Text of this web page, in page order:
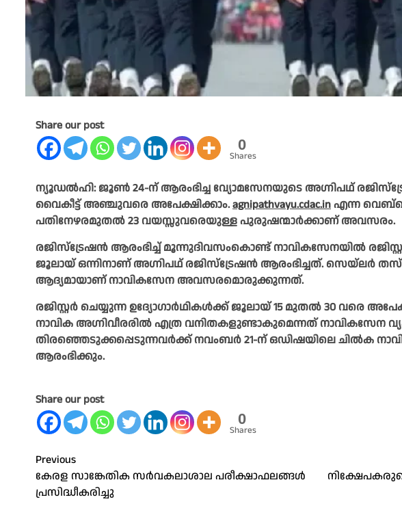
Share our post
0
Shares
ന്യൂഡൽഹി: ജൂൺ 24-ന് ആരംഭിച്ച വ്യോമസേനയുടെ അഗ്നിപഥ്
വൈകീട്ട് അഞ്ചുവരെ അപേക്ഷിക്കാം.agnipathvayu.cdac.inഎന്ന
പതിനേഴരമുതൽ 23 വയസ്സുവരെയുള്ള പുരുഷന്മാർക്കാണ് അവസരം.
രജിസ്‌ട്രേഷൻ ആരംഭിച്ച് മൂന്നുദിവസംകൊണ്ട് നാവികസേനയിൽ
ജൂലായ് ഒന്നിനാണ് അഗ്നിപഥ് രജിസ്‌ട്രേഷൻ ആരംഭിച്ചത്. സെയ്‌ലർ
ആദ്യമായാണ് നാവികസേന അവസരമൊരുക്കുന്നത്.
രജിസ്റ്റർ ചെയ്യുന്ന ഉദ്യോഗാർഥികൾക്ക് ജൂലായ് 15 മുതൽ 30 വരെ
നാവിക അഗ്നിവീരരിൽ എത്ര വനിതകളുണ്ടാകുമെന്നത് നാവികസേന
തിരഞ്ഞെടുക്കപ്പെടുന്നവർക്ക് നവംബർ 21-ന് ഒഡിഷയിലെ ചിൽക
ആരംഭിക്കും.
Share our post
0
Shares
Post
navigation
Previous
കേരള സാങ്കേതിക സര്‍വകലാശാല പരീക്ഷാഫലങ്ങള്‍
പ്രസിദ്ധീകരിച്ചു